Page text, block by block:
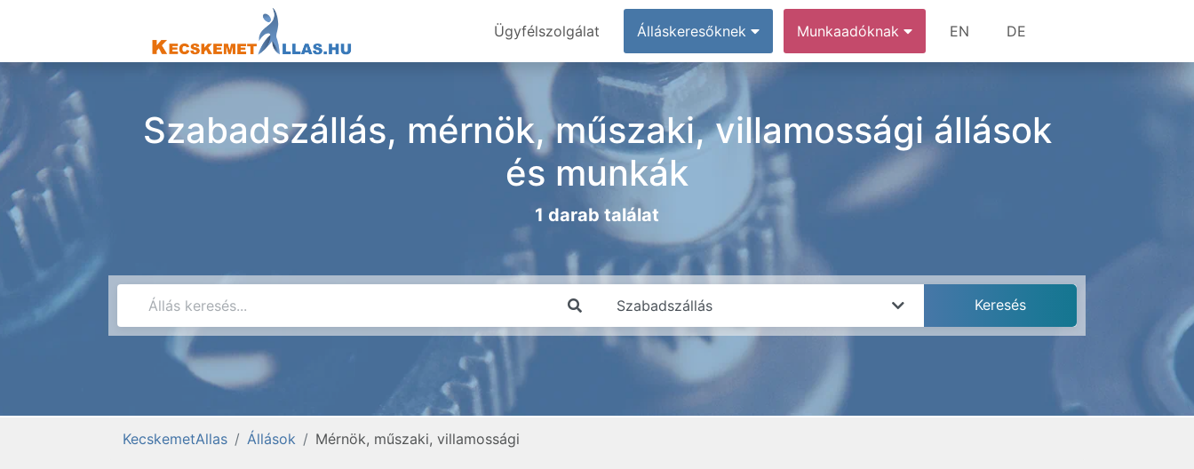
Ügyfélszolgálat Álláskeresőknek Munkaadóknak EN DE
Szabadszállás, mérnök, műszaki, villamossági állások
és munkák
1 darab találat
KecskemetAllas Állások Mérnök, műszaki, villamossági